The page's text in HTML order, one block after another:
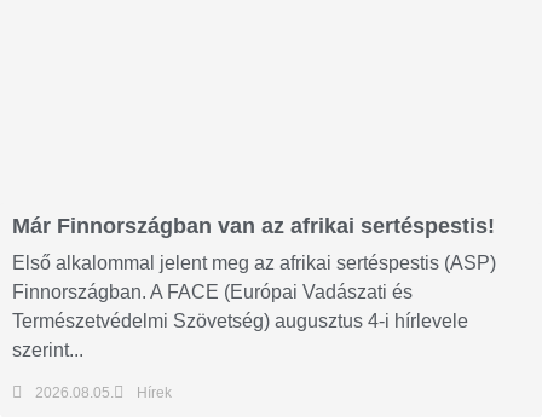
Már Finnországban van az afrikai sertéspestis!
Első alkalommal jelent meg az afrikai sertéspestis (ASP)
Finnországban. A FACE (Európai Vadászati és
Természetvédelmi Szövetség) augusztus 4-i hírlevele
szerint...
2026.08.05. Hírek